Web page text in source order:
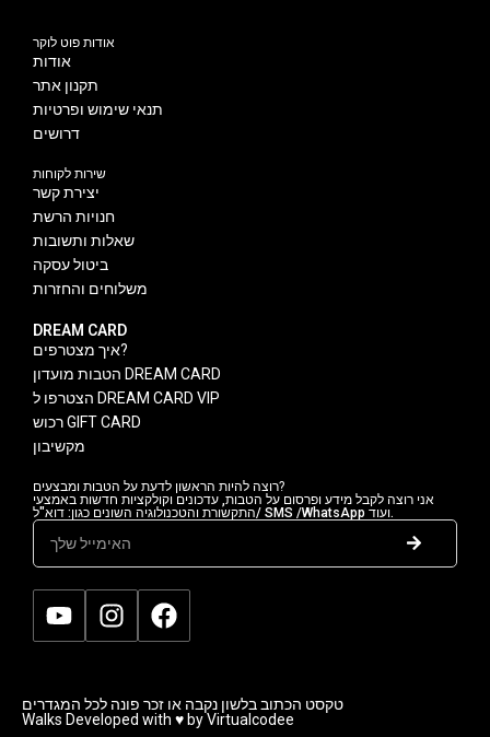
אודות פוט לוקר
אודות
תקנון אתר
תנאי שימוש ופרטיות
דרושים
שירות לקוחות
יצירת קשר
חנויות הרשת
שאלות ותשובות
ביטול עסקה
משלוחים והחזרות
DREAM CARD
איך מצטרפים?
הטבות מועדון DREAM CARD
הצטרפו ל DREAM CARD VIP
רכוש GIFT CARD
מקשיבון
רוצה להיות הראשון לדעת על הטבות ומבצעים?
אני רוצה לקבל מידע ופרסום על הטבות, עדכונים וקולקציות חדשות באמצעי
התקשורת והטכנולוגיה השונים כגון: דוא"ל/ SMS /WhatsApp ועוד.
טקסט הכתוב בלשון נקבה או זכר פונה לכל המגדרים
Walks Developed with ♥ by Virtualcodee